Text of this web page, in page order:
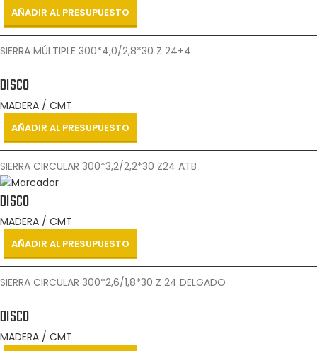
AÑADIR AL PRESUPUESTO
SIERRA MÚLTIPLE 300*4,0/2,8*30 Z 24+4
DISCO
MADERA / CMT
AÑADIR AL PRESUPUESTO
SIERRA CIRCULAR 300*3,2/2,2*30 Z24 ATB
DISCO
MADERA / CMT
AÑADIR AL PRESUPUESTO
SIERRA CIRCULAR 300*2,6/1,8*30 Z 24 DELGADO
DISCO
MADERA / CMT